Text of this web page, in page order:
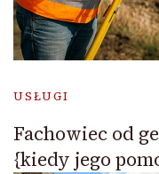
USŁUGI
Fachowiec od
{kiedy jego